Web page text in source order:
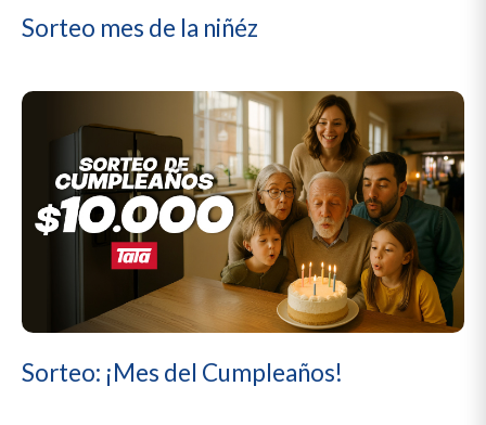
Sorteo mes de la niñéz
Sorteo: ¡Mes del Cumpleaños!